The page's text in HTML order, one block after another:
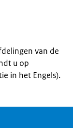
van de
u op
in het Engels).